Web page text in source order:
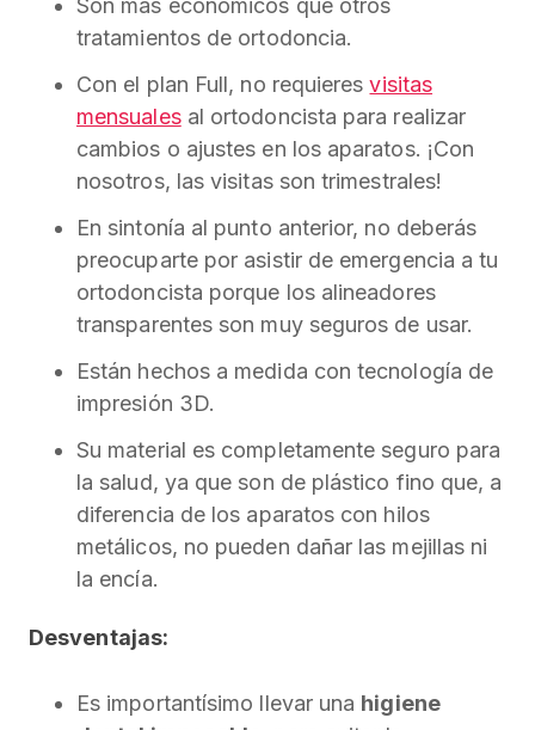
Son más económicos que otros
tratamientos de ortodoncia.
Con el plan Full, no requieresvisitas
mensualesal ortodoncista para realizar
cambios o ajustes en los aparatos. ¡Con
nosotros, las visitas son trimestrales!
En sintonía al punto anterior, no deberás
preocuparte por asistir de emergencia a tu
ortodoncista porque los alineadores
transparentes son muy seguros de usar.
Están hechos a medida con tecnología de
impresión 3D.
Su material es completamente seguro para
la salud, ya que son de plástico fino que, a
diferencia de los aparatos con hilos
metálicos, no pueden dañar las mejillas ni
la encía.
Desventajas:
Es importantísimo llevar una higiene